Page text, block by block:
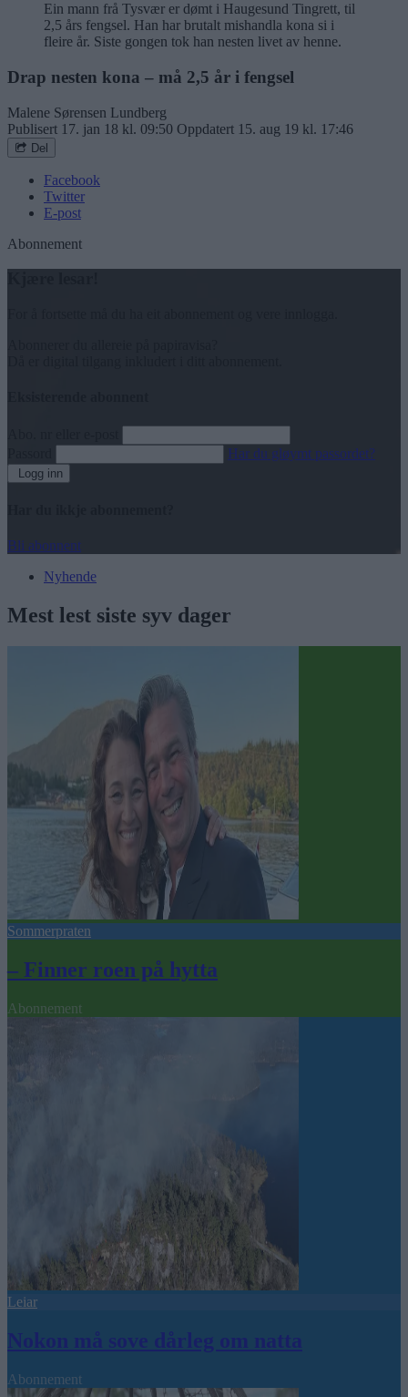
Ein mann frå Tysvær er dømt i Haugesund Tingrett, til
2,5 års fengsel. Han har brutalt mishandla kona si i
fleire år. Siste gongen tok han nesten livet av henne.
Drap nesten kona – må 2,5 år i fengsel
Malene Sørensen Lundberg
Publisert 17. jan 18 kl. 09:50 Oppdatert 15. aug 19 kl. 17:46
Del
Facebook
Twitter
E-post
Abonnement
Har du gløymt passordet?
Logg inn
Bli abonnent
Nyhende
Mest lest siste syv dager
Sommerpraten
– Finner roen på hytta
Abonnement
Leiar
Nokon må sove dårleg om natta
Abonnement